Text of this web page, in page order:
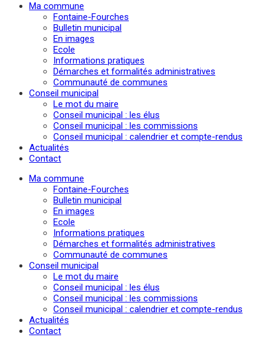
Ma commune
Fontaine-Fourches
Bulletin municipal
En images
Ecole
Informations pratiques
Démarches et formalités administratives
Communauté de communes
Conseil municipal
Le mot du maire
Conseil municipal : les élus
Conseil municipal : les commissions
Conseil municipal : calendrier et compte-rendus
Actualités
Contact
Ma commune
Fontaine-Fourches
Bulletin municipal
En images
Ecole
Informations pratiques
Démarches et formalités administratives
Communauté de communes
Conseil municipal
Le mot du maire
Conseil municipal : les élus
Conseil municipal : les commissions
Conseil municipal : calendrier et compte-rendus
Actualités
Contact